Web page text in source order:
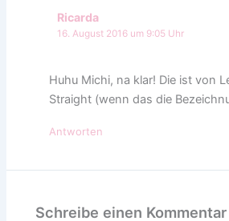
Ricarda
16. August 2016 um 9:05 Uhr
Huhu Michi, na klar! Die ist von
Straight (wenn das die
Antworten
Schreibe einen Kommentar